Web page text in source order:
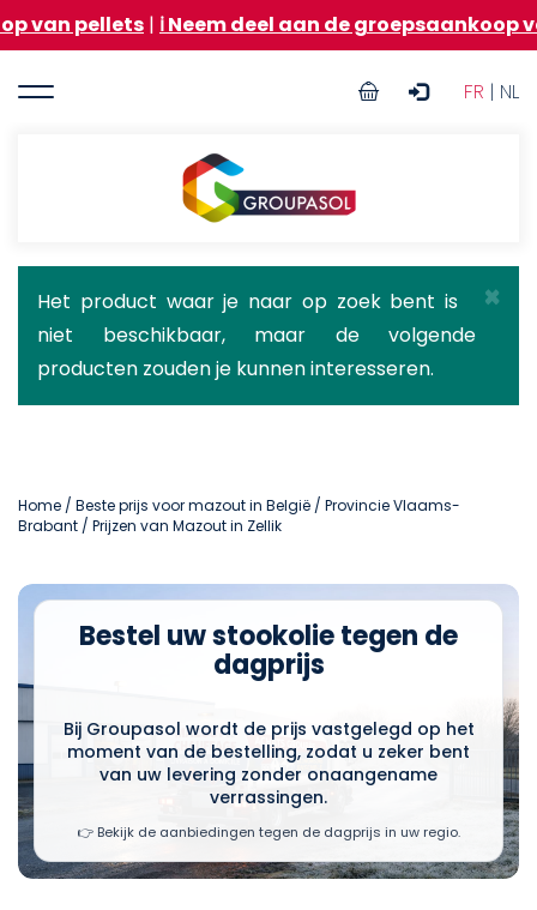
en
de
|ℹ️ Neem deel aan de groepsaankoop van
FR | NL
User
Groupasol
×
Statusbericht
Het product waar je naar op zoek bent is
niet beschikbaar, maar de volgende
producten zouden je kunnen interesseren.
Home / Beste prijs voor mazout in België / Provincie Vlaams-
Brabant / Prijzen van Mazout in Zellik
Bestel uw stookolie tegen de
dagprijs
Bij Groupasol wordt de prijs vastgelegd op het
moment van de bestelling, zodat u zeker bent
van uw levering zonder onaangename
verrassingen.
👉 Bekijk de aanbiedingen tegen de dagprijs in uw regio.